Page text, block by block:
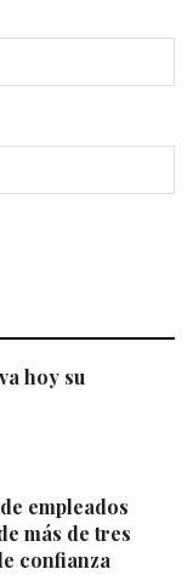
hoy su
empleados
más de tres
confianza